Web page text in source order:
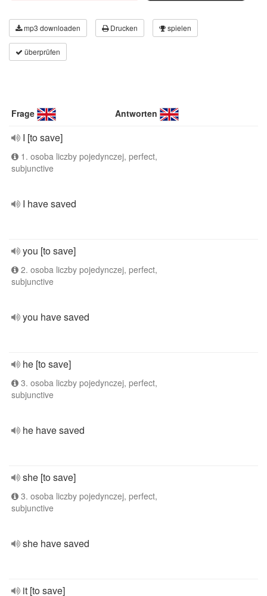
mp3 downloaden Drucken spielen
überprüfen
Frage Antworten
I [to save]
1. osoba liczby pojedynczej, perfect,
subjunctive
I have saved
you [to save]
2. osoba liczby pojedynczej, perfect,
subjunctive
you have saved
he [to save]
3. osoba liczby pojedynczej, perfect,
subjunctive
he have saved
she [to save]
3. osoba liczby pojedynczej, perfect,
subjunctive
she have saved
it [to save]